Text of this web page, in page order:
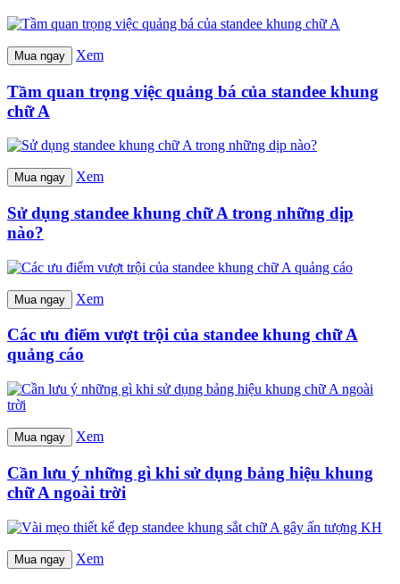
Mua ngay Xem
Tầm quan trọng việc quảng bá của standee khung
chữ A
Mua ngay Xem
Sử dụng standee khung chữ A trong những dịp
nào?
Mua ngay Xem
Các ưu điểm vượt trội của standee khung chữ A
quảng cáo
Mua ngay Xem
Cần lưu ý những gì khi sử dụng bảng hiệu khung
chữ A ngoài trời
Mua ngay Xem